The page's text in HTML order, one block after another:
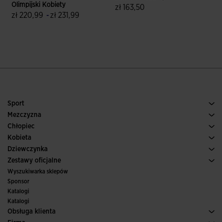
Olimpijski Kobiety
zł 220,99 - zł 231,99
zł 163,50
Sport
Bieganie
Pilka nozna
Paddle
Trail, Bieganie w terenie
Mezczyzna
Buty Meskie
Sport
Chłopiec
Zobacz wszystkie ubrania dla chłopców
Kobieta
Obuwie Damskie
Sport
Dziewczynka
Zobacz wszystkie ubrania dla dziewczynek
Zestawy oficjalne
Pilka nozna
Futsal
Komitety i federacje
Wydania specjalne
Wyszukiwarka sklepów
Sponsor
Katalogi
Katalogi
Obsługa klienta